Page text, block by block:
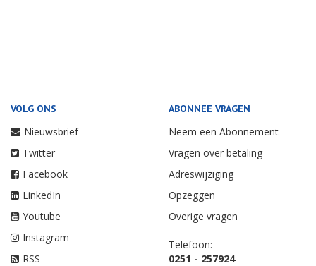
VOLG ONS
Nieuwsbrief
Twitter
Facebook
LinkedIn
Youtube
Instagram
RSS
ABONNEE VRAGEN
Neem een Abonnement
Vragen over betaling
Adreswijziging
Opzeggen
Overige vragen
Telefoon:
0251 - 257924